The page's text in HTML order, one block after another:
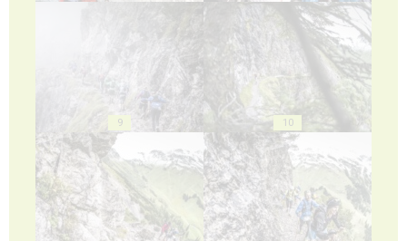
9 10